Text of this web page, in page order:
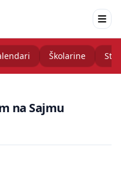
Školarine
na Sajmu